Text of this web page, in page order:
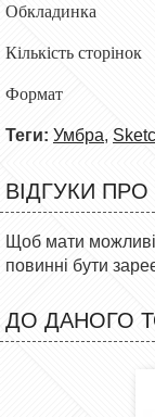
Кількість
Формат
Теги: Умбра,
ВІДГУКИ
Щоб мати
повинні бути
ДО ДАНОГО